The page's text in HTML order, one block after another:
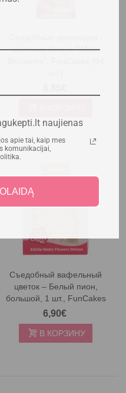
цветочки белые "White
Съедобный вафельный
цветок – Белый пион,
большой, 1 шт., FunCakes
6,90€
В КОРЗИНУ
naujienas
apie tai, kaip mes
komunikacijai,